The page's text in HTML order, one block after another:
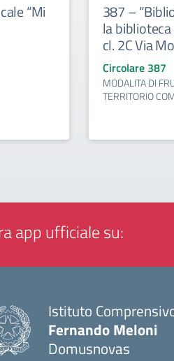
“Mi 387 –
la
cl. 2C Via
Circolare 387
MODALITA DI
TERRITORIO
app ufficiale su:
Istituto
Fernando Meloni
Domusnovas